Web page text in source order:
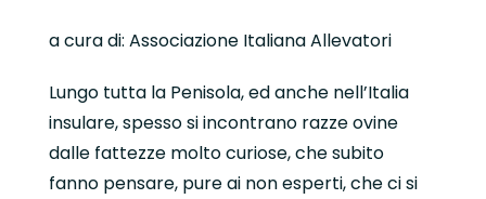
a cura di: Associazione Italiana Allevatori
Lungo tutta la Penisola, ed anche nell’Italia
insulare, spesso si incontrano razze ovine
dalle fattezze molto curiose, che subito
fanno pensare, pure ai non esperti, che ci si